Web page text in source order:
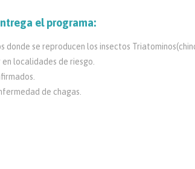
el programa:
donde se reproducen los insectos
localidades de riesgo.
de chagas.